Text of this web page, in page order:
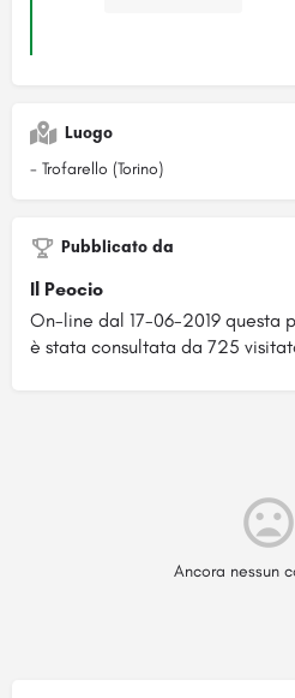
Luogo
- Trofarello (Torino)
Pubblicato da
Il Peocio
On-line dal 17-06-2019 questa
è stata consultata da 725
Ancora nessun